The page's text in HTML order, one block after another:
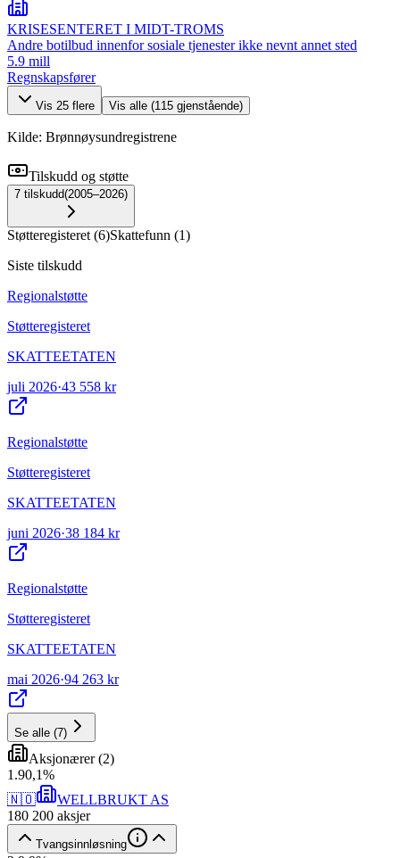
KRISESENTERET I MIDT-TROMS
Andre botilbud innenfor sosiale tjenester ikke nevnt annet sted
5.9 mill
Regnskapsfører
Vis 25 flere Vis alle (115 gjenstående)
Kilde: Brønnøysundregistrene
Tilskudd og støtte
7 tilskudd(2005–2026)
Støtteregisteret (6)Skattefunn (1)
Siste tilskudd
Regionalstøtte
Støtteregisteret
SKATTEETATEN
juli 2026·43 558 kr
Regionalstøtte
Støtteregisteret
SKATTEETATEN
juni 2026·38 184 kr
Regionalstøtte
Støtteregisteret
SKATTEETATEN
mai 2026·94 263 kr
Se alle (7)
Aksjonærer(2)
1 .90,1%
🇳🇴
WELLBRUKT AS
180 200 aksjer
Tvangsinnløsning